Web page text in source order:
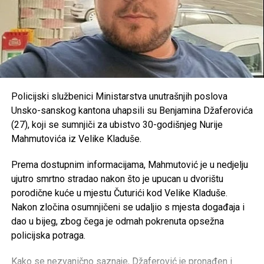
Sanski Most – 193.500 KM
Konjički klub “Potkovica” –50.000 KM
RK “Sana 7” –
OKK “Sana” –25.000 KM
SPD “Mulež” –15.000 KM
SRD “Devet rijeka” –15.000 KM
AK “Sana” –10.000 KM
Fitness klub “Sana” –8.000 KM
Judo klub “Sanski Most” – 7.500 KM
Karate klub “Hurije” –
Izvror:https://dijasporainfo.net/2026/07/06/registar-
primanja-izazvao-nezadovoljstvo-u-krajini-profesori-
traze-vece-place-i-izmjene-kolektivnog-ugovora/?
OVDJE možete vidjeti kolike plate imaju zaposleni u
javnom sektoru
https://antikorupcijausk.ba/V2/registar-zaposlenih-u-
javnom-sektoru/
Post
Tweet
Mail
Policijski službenici Ministarstva unutrašnjih poslova
Unsko-sanskog kantona uhapsili su Benjamina Džaferovića
(27), koji se sumnjiči za ubistvo 30-godišnjeg Nurije
Mahmutovića iz Velike Kladuše.
Prema dostupnim informacijama, Mahmutović je u nedjelju
ujutro smrtno stradao nakon što je upucan u dvorištu
porodične kuće u mjestu Čuturići kod Velike Kladuše.
Nakon zločina osumnjičeni se udaljio s mjesta događaja i
dao u bijeg, zbog čega je odmah pokrenuta opsežna
policijska potraga.
Kako se nezvanično saznaje, Džaferović je pronađen i